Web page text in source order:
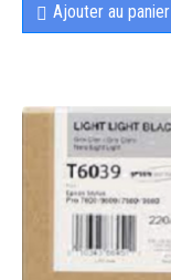
Ajouter au panier